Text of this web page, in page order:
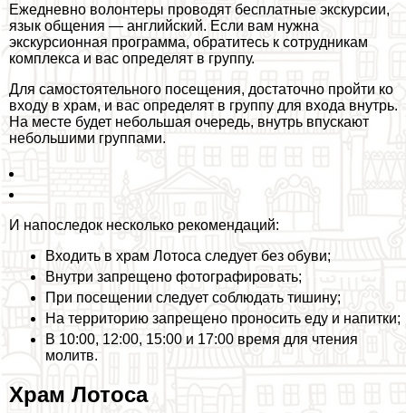
Ежедневно волонтеры проводят бесплатные экскурсии,
язык общения — английский. Если вам нужна
экскурсионная программа, обратитесь к сотрудникам
комплекса и вас определят в группу.
Для самостоятельного посещения, достаточно пройти ко
входу в храм, и вас определят в группу для входа внутрь.
На месте будет небольшая очередь, внутрь впускают
небольшими группами.
И напоследок несколько рекомендаций:
Входить в храм Лотоса следует без обуви;
Внутри запрещено фотографировать;
При посещении следует соблюдать тишину;
На территорию запрещено проносить еду и напитки;
В 10:00, 12:00, 15:00 и 17:00 время для чтения
молитв.
Храм Лотоса